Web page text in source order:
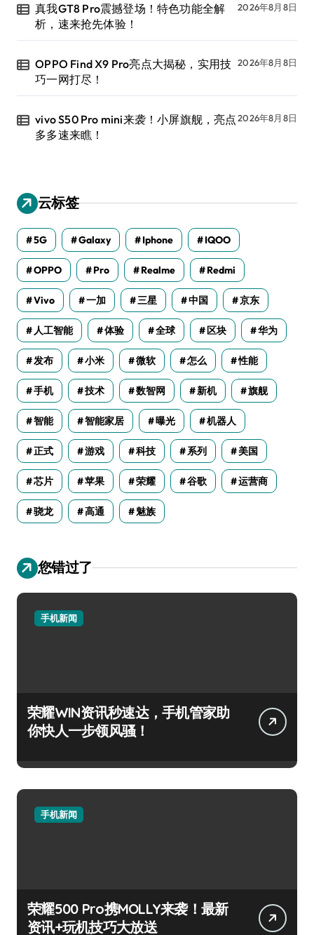
真我GT8 Pro震撼登场！特色功能全解
析，速来抢先体验！
2026年8月8日
OPPO Find X9 Pro亮点大揭秘，实用技
巧一网打尽！
2026年8月8日
vivo S50 Pro mini来袭！小屏旗舰，亮点
多多速来瞧！
2026年8月8日
云标签
5G Galaxy Iphone IQOO
OPPO Pro Realme Redmi
Vivo 一加 三星 中国 京东
人工智能 体验 全球 区块 华为
发布 小米 微软 怎么 性能
手机 技术 数智网 新机 旗舰
智能 智能家居 曝光 机器人
正式 游戏 科技 系列 美国
芯片 苹果 荣耀 谷歌 运营商
骁龙 高通 魅族
您错过了
手机新闻
荣耀WIN资讯秒速达，手机管家助
你快人一步领风骚！
手机新闻
荣耀500 Pro携MOLLY来袭！最新
资讯+玩机技巧大放送